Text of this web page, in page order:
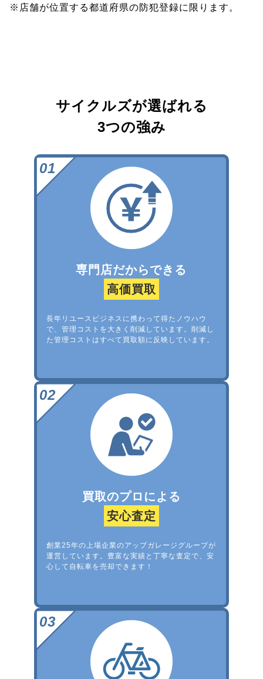
※店舗が位置する都道府県の防犯登録に限ります。
サイクルズが選ばれる
3つの強み
専門店だからできる
高価買取
長年リユースビジネスに携わって得たノウハウ
で、管理コストを大きく削減しています。削減し
た管理コストはすべて買取額に反映しています。
買取のプロによる
安心査定
創業25年の上場企業のアップガレージグループが
運営しています。豊富な実績と丁寧な査定で、安
心して自転車を売却できます！